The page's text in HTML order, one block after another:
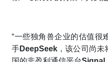
“一些独角兽企业的估值很
手DeepSeek ，该公司尚